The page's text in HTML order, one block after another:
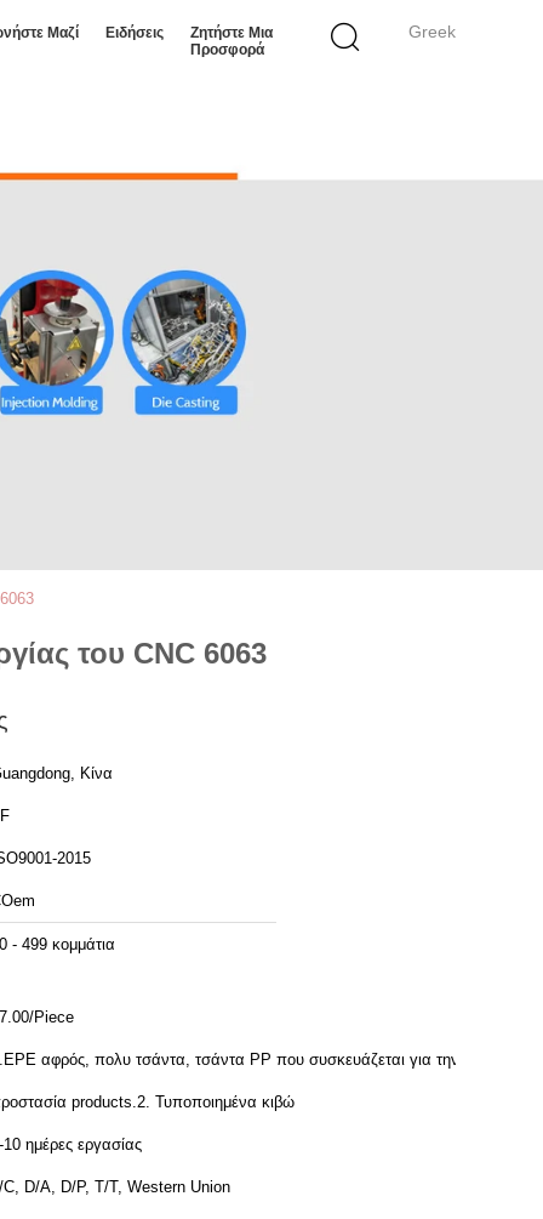
Greek
Μαζί
Ειδήσεις
Ζητήστε Μια
Προσφορά
του CNC 6063
Κίνα
2015
- 499 κομμάτια
Piece
αφρός, πολυ τσάντα, τσάντα PP που συσκευάζεται για την
products.2. Τυποποιημένα κιβώ
10 ημέρες εργασίας
C, D/A, D/P, T/T, Western Union